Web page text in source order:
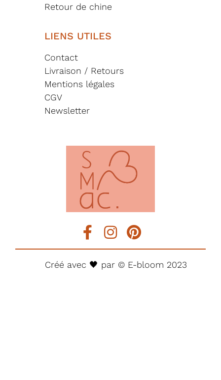
LIENS UTILES
Contact
Livraison / Retours
Mentions légales
CGV
Newsletter
Retour de chine
Créé avec 🖤 par © E-bloom 2023